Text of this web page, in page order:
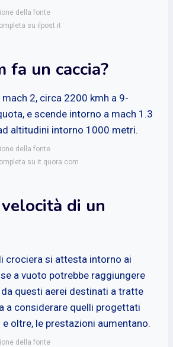
della fonte
su ilpost.it
fa un caccia?
2, circa 2200 kmh a 9-
e scende intorno a mach 1.3
altitudini intorno 1000 metri.
della fonte
su it.quora.com
di un
crociera si attesta intorno ai
a vuoto potrebbe raggiungere
questi aerei destinati a tratte
a considerare quelli progettati
oltre, le prestazioni aumentano.
della fonte